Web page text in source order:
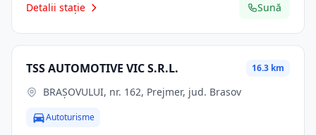
Detalii stație Sună
TSS AUTOMOTIVE VIC S.R.L. 16.3 km
BRAŞOVULUI, nr. 162, Prejmer, jud. Brasov
Autoturisme